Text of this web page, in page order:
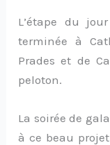
L’étape du
terminée à
Prades et de
peloton.
La soirée de
à ce beau